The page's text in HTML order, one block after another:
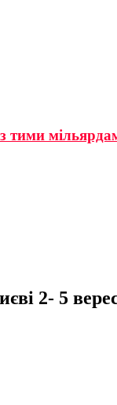
з тими
2- 5